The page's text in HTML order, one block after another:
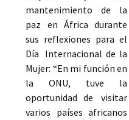
mantenimiento de la
paz en África durante
sus reflexiones para el
Día Internacional de la
Mujer: “En mi función en
la ONU, tuve la
oportunidad de visitar
varios países africanos